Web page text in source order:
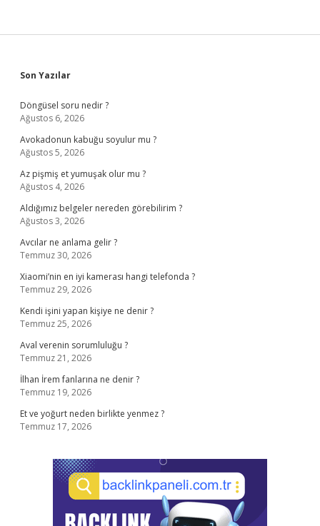
Sidebar
Son Yazılar
Döngüsel soru nedir ?
Ağustos 6, 2026
Avokadonun kabuğu soyulur mu ?
Ağustos 5, 2026
Az pişmiş et yumuşak olur mu ?
Ağustos 4, 2026
Aldığımız belgeler nereden görebilirim ?
Ağustos 3, 2026
Avcılar ne anlama gelir ?
Temmuz 30, 2026
Xiaomi’nin en iyi kamerası hangi telefonda ?
Temmuz 29, 2026
Kendi işini yapan kişiye ne denir ?
Temmuz 25, 2026
Aval verenin sorumluluğu ?
Temmuz 21, 2026
İlhan İrem fanlarına ne denir ?
Temmuz 19, 2026
Et ve yoğurt neden birlikte yenmez ?
Temmuz 17, 2026